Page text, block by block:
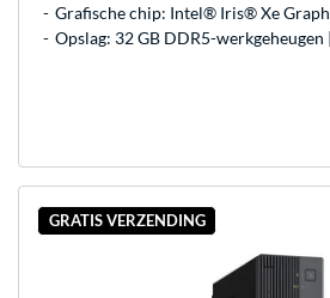
Grafische chip: Intel® Iris® Xe
Opslag: 32 GB DDR5-werkgeheugen
GRATIS VERZENDING